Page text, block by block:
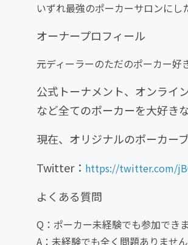
いずれ最強のポーカーサロンに
オーナープロフィール
元ディーラーのただのポーカー好
公式トーナメント、オンライ
など全てのポーカーを大好き
現在、オリジナルのポーカー
Twitter： https://twitter.com/
よくある質問
Q：ポーカー未経験でも参加でき
A：未経験でも全く問題ありませ